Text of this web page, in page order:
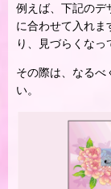
例えば、下記のデ
に合わせて入れま
り、見づらくなっ
その際は、なるべ
い。